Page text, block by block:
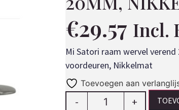
€29.57 Incl.
Mi Satori raam wervel
voordeuren, Nikkelmat
Toevoegen aan
- +